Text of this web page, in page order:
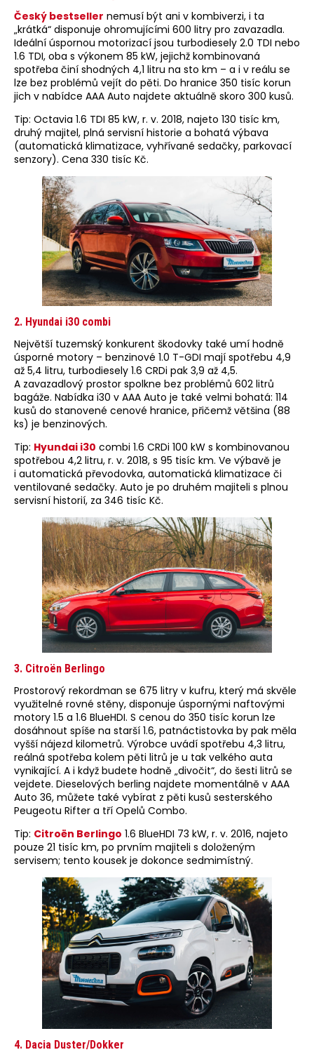
Český bestseller nemusí být ani v kombiverzi, i ta
„krátká“ disponuje ohromujícími 600 litry pro zavazadla.
Ideální úspornou motorizací jsou turbodiesely 2.0 TDI nebo
1.6 TDI, oba s výkonem 85 kW, jejichž kombinovaná
spotřeba činí shodných 4,1 litru na sto km – a i v reálu se
lze bez problémů vejít do pěti. Do hranice 350 tisíc korun
jich v nabídce AAA Auto najdete aktuálně skoro 300 kusů.
Tip: Octavia 1.6 TDI 85 kW, r. v. 2018, najeto 130 tisíc km,
druhý majitel, plná servisní historie a bohatá výbava
(automatická klimatizace, vyhřívané sedačky, parkovací
senzory). Cena 330 tisíc Kč.
2. Hyundai i30 combi
Největší tuzemský konkurent škodovky také umí hodně
úsporné motory – benzinové 1.0 T-GDI mají spotřebu 4,9
až 5,4 litru, turbodiesely 1.6 CRDi pak 3,9 až 4,5.
A zavazadlový prostor spolkne bez problémů 602 litrů
bagáže. Nabídka i30 v AAA Auto je také velmi bohatá: 114
kusů do stanovené cenové hranice, přičemž většina (88
ks) je benzinových.
Tip: Hyundai i30 combi 1.6 CRDi 100 kW s kombinovanou
spotřebou 4,2 litru, r. v. 2018, s 95 tisíc km. Ve výbavě je
i automatická převodovka, automatická klimatizace či
ventilované sedačky. Auto je po druhém majiteli s plnou
servisní historií, za 346 tisíc Kč.
3. Citroën Berlingo
Prostorový rekordman se 675 litry v kufru, který má skvěle
využitelné rovné stěny, disponuje úspornými naftovými
motory 1.5 a 1.6 BlueHDI. S cenou do 350 tisíc korun lze
dosáhnout spíše na starší 1.6, patnáctistovka by pak měla
vyšší nájezd kilometrů. Výrobce uvádí spotřebu 4,3 litru,
reálná spotřeba kolem pěti litrů je u tak velkého auta
vynikající. A i když budete hodně „divočit“, do šesti litrů se
vejdete. Dieselových berling najdete momentálně v AAA
Auto 36, můžete také vybírat z pěti kusů sesterského
Peugeotu Rifter a tří Opelů Combo.
Tip: Citroën Berlingo 1.6 BlueHDI 73 kW, r. v. 2016, najeto
pouze 21 tisíc km, po prvním majiteli s doloženým
servisem; tento kousek je dokonce sedmimístný.
4. Dacia Duster/Dokker